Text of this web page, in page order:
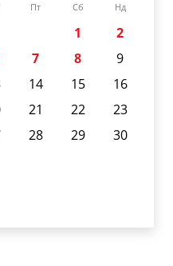
Пт Сб Нд
1
2
7 8
9
14 15
16
21 22
23
28 29
30